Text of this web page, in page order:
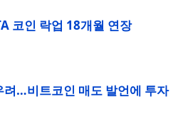
코인 락업 18개월 연장
려…비트코인 매도 발언에 투자